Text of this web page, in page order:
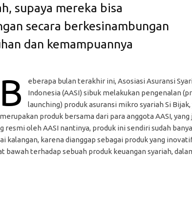
supaya mereka bisa
secara berkesinambungan
dan kemampuannya
B
eberapa bulan terakhir ini, Asosiasi Asuransi
Indonesia (AASI) sibuk melakukan pengenalan
launching) produk asuransi mikro syariah Si Bijak,
merupakan produk bersama dari para anggota AASI, yang
resmi oleh AASI nantinya, produk ini sendiri sudah
kalangan, karena dianggap sebagai produk yang
bawah terhadap sebuah produk keuangan syariah,